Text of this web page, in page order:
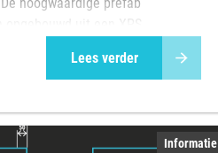
uit een XPS
Lees verder
Informatie